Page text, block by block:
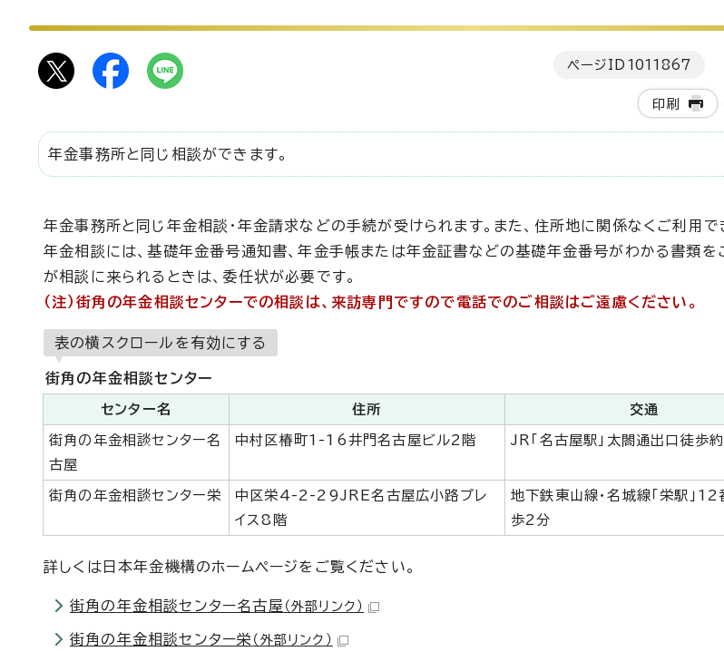
ページID 1011867
印刷
年金事務所と同じ相談ができます。
年金事務所と同じ年金相談・年金請求などの手続が受けられます。また、住所地に関係なくご利用で
年金相談には、基礎年金番号通知書、年金手帳または年金証書などの基礎年金番号がわかる書類を
が相談に来られるときは、委任状が必要です。
（注）街角の年金相談センターでの相談は、来訪専門ですので電話でのご相談はご遠慮ください。
表の横スクロールを有効にする
街角の年金相談センター
センター名 住所 交通
街角の年金相談センター名
古屋
中村区椿町1-16井門名古屋ビル2階 JR「名古屋駅」太閤通出口徒歩
街角の年金相談センター栄
中区栄4-2-29JRE名古屋広小路プレ
イス8階
地下鉄東山線・名城線「栄駅」
歩2分
詳しくは日本年金機構のホームページをご覧ください。
街角の年金相談センター名古屋 （外部リンク）
街角の年金相談センター栄 （外部リンク）